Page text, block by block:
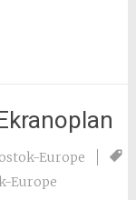
Europe
Europe